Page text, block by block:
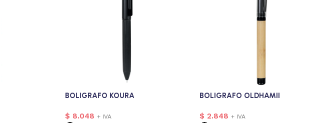
BOLIGRAFO KOURA
$ 8.048 + IVA
BOLIGRAFO OLDHAMII
$ 2.848 + IVA